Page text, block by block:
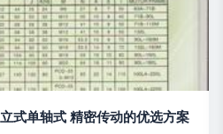
式单轴式 精密传动的优选方案